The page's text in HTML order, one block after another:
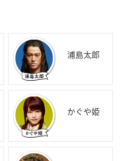
浦島太郎
かぐや姫